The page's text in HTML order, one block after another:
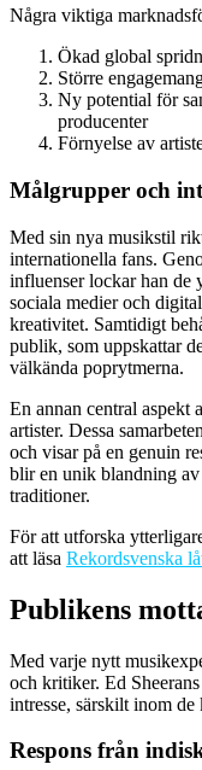
Några viktiga
Ökad global
Större
Ny potential för
producenter
Förnyelse av
Målgrupper och
Med sin nya musikstil
internationella fans.
influenser lockar han de
sociala medier och
kreativitet. Samtidigt
publik, som uppskattar
välkända poprytmerna.
En annan central aspekt
artister. Dessa
och visar på en genuin
blir en unik blandning
traditioner.
För att utforska
att läsa Rekordsvenska
Publikens
Med varje nytt
och kritiker. Ed
intresse, särskilt inom
Respons från